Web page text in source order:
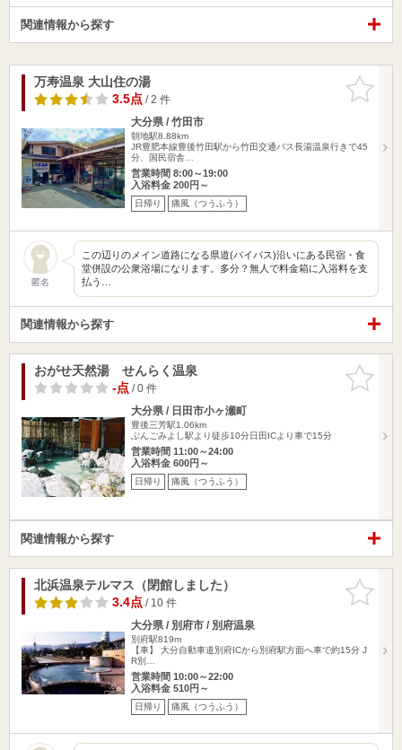
関連情報から探す
お気に入
りに追加
万寿温泉 大山住の湯
3.5点/ 2 件
大分県 / 竹田市
朝地駅8.88km
JR豊肥本線豊後竹田駅から竹田交通バス長湯温泉行きで45
分、国民宿舎…
営業時間 8:00～19:00
入浴料金 200円～
日帰り 痛風（つうふう）
匿名
この辺りのメイン道路になる県道(バイパス)沿いにある民宿・食
堂併設の公衆浴場になります。多分？無人で料金箱に入浴料を支
払う…
関連情報から探す
お気に入
りに追加
おがせ天然湯 せんらく温泉
-点/ 0 件
大分県 / 日田市小ヶ瀬町
豊後三芳駅1.06km
ぶんごみよし駅より徒歩10分日田ICより車で15分
営業時間 11:00～24:00
入浴料金 600円～
日帰り 痛風（つうふう）
関連情報から探す
お気に入
りに追加
北浜温泉テルマス（閉館しました）
3.4点/ 10 件
大分県 / 別府市 / 別府温泉
別府駅819m
【車】 大分自動車道別府ICから別府駅方面へ車で約15分 J
R別…
営業時間 10:00～22:00
入浴料金 510円～
日帰り 痛風（つうふう）